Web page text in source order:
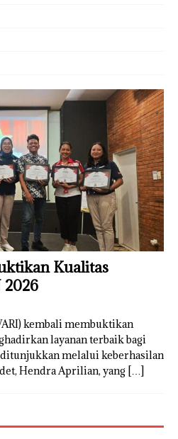
Kualitas
kembali membuktikan
layanan terbaik bagi
melalui keberhasilan
Hendra Aprilian, yang […]